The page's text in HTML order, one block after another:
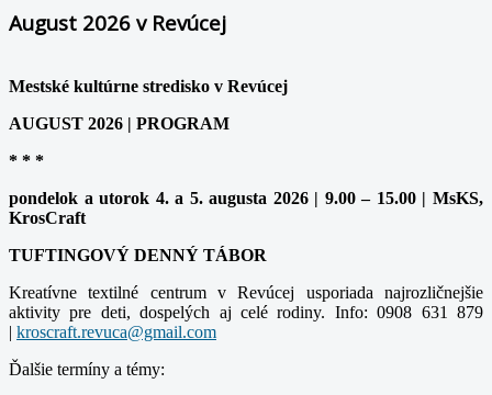
August 2026 v Revúcej
Mestské kultúrne stredisko v Revúcej
AUGUST 2026 | PROGRAM
* * *
pondelok a utorok 4. a 5. augusta 2026 | 9.00 – 15.00 | MsKS,
KrosCraft
TUFTINGOVÝ DENNÝ TÁBOR
Kreatívne textilné centrum v Revúcej usporiada najrozličnejšie
aktivity pre deti, dospelých aj celé rodiny. Info: 0908 631 879
|
Ďalšie termíny a témy: